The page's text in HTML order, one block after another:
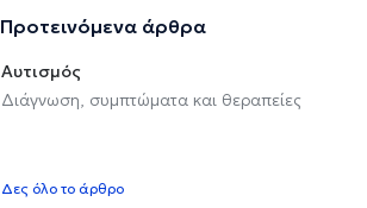
Προτεινόμενα άρθρα
Αυτισμός
Διάγνωση, συμπτώματα και θεραπείες
Δες όλο το άρθρο